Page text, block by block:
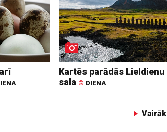
Kartēs parādās Lieldienu
sala © DIENA
Vairāk